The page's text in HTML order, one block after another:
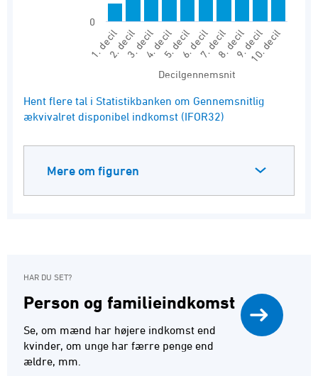
Decilgennemsnit
1. decil2. decil3. decil4. decil5. decil6. decil7. decil8. decil9. decil10. decil
0
End of interactive chart.
Hent flere tal i Statistikbanken om Gennemsnitlig
ækvivalret disponibel indkomst (IFOR32)
Mere om figuren
HAR DU SET?
Person og familieindkomst
Se, om mænd har højere indkomst end
kvinder, om unge har færre penge end
ældre, mm.